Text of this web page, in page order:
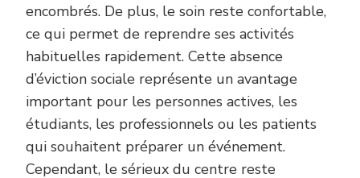
encombrés. De plus, le soin reste confortable,
ce qui permet de reprendre ses activités
habituelles rapidement. Cette absence
d’éviction sociale représente un avantage
important pour les personnes actives, les
étudiants, les professionnels ou les patients
qui souhaitent préparer un événement.
Cependant, le sérieux du centre reste